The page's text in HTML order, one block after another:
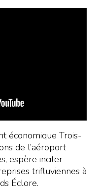
économique Trois-
de l’aéroport
espère inciter
trifluviennes à
Éclore.